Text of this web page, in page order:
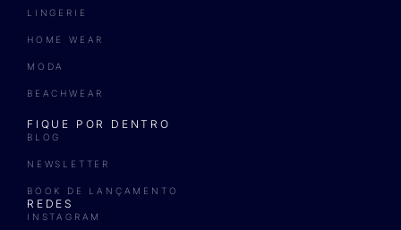
LINGERIE
HOME WEAR
MODA
BEACHWEAR
FIQUE POR DENTRO
BLOG
NEWSLETTER
BOOK DE LANÇAMENTO
REDES
INSTAGRAM